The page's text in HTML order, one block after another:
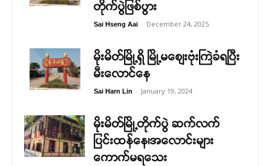
တိုက်ပွဲဖြစ်ပွား
Sai Hseng Aai - December 24, 2025
မိုးမိတ်မြို့ရှိ မြို့မစျေးဗုံးကြဲခံရပြီး
မီးလောင်နေ
Sai Harn Lin - January 19, 2024
မိုးမိတ်မြို့တိုက်ပွဲ ဆက်လက်
ပြင်းထန်နေ၊အလောင်းများ
ကောက်မရသေး